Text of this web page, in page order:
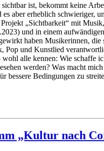
ist, bekommt keine
aber erheblich schwieriger,
„Sichtbarkeit“ mit
und in einem
haben Musikerinnen,
Pop und Kunstlied
alle kennen: Wie schaffe
werden? Was macht
bessere Bedingungen zu
„Kultur nach